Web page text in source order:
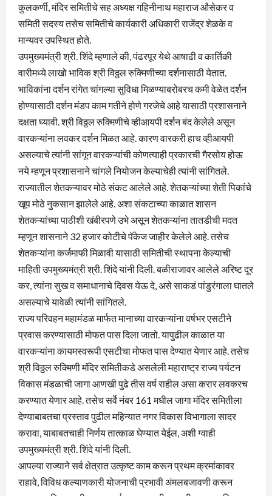
कुलकर्णी, मंदिर समितीचे सह अध्यक्ष गहिनीनाथ महाराज औसेकर व
समिती सदस्य तसेच समितीचे कार्यकारी अधिकारी राजेंद्र शेळके व
मान्यवर उपस्थित होते.
उपमुख्यमंत्री श्री. शिंदे म्हणाले की, पंढरपूर येथे आषाढी व कार्तिकी
वारीमध्ये लाखो भाविक श्री विठ्ठल रुक्मिणीच्या दर्शनासाठी येतात.
भाविकांना दर्शन रांगेत चांगल्या सुविधा मिळण्याबरोबरच कमी वेळेत दर्शन
होण्यासाठी दर्शन मंडप काम गतीने होणे गरजेचे आहे यासाठी प्रशासनाने
दक्षता घ्यावी. श्री विठ्ठल रुक्मिणीचे व्हीआयपी दर्शन बंद केलेले असून
वारकऱ्यांना लवकर दर्शन मिळत आहे. कारण वारकरी हाच व्हीआयपी
असल्याचे त्यांनी सांगून वारकऱ्यांची कोणत्याही प्रकारची गैरसोय होऊ
नये म्हणून प्रशासनाने चांगले नियोजन केल्याचेही त्यांनी सांगितले.
राज्यातील शेतकऱ्यावर मोठे संकट आलेले आहे. शेतकऱ्यांच्या शेती पिकांचे
खूप मोठे नुकसान झालेले आहे. अशा संकटाच्या काळात शासन
शेतकऱ्यांच्या पाठीशी खंबीरपणे उभे असून शेतकऱ्यांना तातडीची मदत
म्हणून शासनाने 32 हजार कोटीचे पॅकेज जाहीर केलेले आहे. तसेच
शेतकऱ्यांना कर्जमाफी मिळावी यासाठी समितीची स्थापना केल्याची
माहिती उपमुख्यमंत्री श्री. शिंदे यांनी दिली. बळीराजावर आलेले अरिष्ट दूर
कर, त्यांना सुख व समाधानाचे दिवस येऊ दे, असे साकडं पांडुरंगाला घातले
असल्याचे यावेळी त्यांनी सांगितले.
राज्य परिवहन महामंडळ मार्फत मानाच्या वारकऱ्यांना वर्षभर एसटीने
प्रवास करण्यासाठी मोफत पास दिला जातो. यापुढील काळात या
वारकऱ्यांना कायमस्वरूपी एसटीचा मोफत पास देण्यात येणार आहे. तसेच
श्री विठ्ठल रुक्मिणी मंदिर समितीकडे असलेली महाराष्ट्र राज्य पर्यटन
विकास मंडळाची जागा आणखी पुढे तीस वर्ष राहील असा करार लवकरच
करण्यात येणार आहे. तसेच सर्वे नंबर 161 मधील जागा मंदिर समितीला
देण्याबाबतचा प्रस्ताव पुढील महिन्यात नगर विकास विभागाला सादर
करावा, याबाबतचाही निर्णय तात्काळ घेण्यात येईल, अशी ग्वाही
उपमुख्यमंत्री श्री. शिंदे यांनी दिली.
आपल्या राज्याने सर्व क्षेत्रात उत्कृष्ट काम करून प्रथम क्रमांकावर
राहावे, विविध कल्याणकारी योजनाची प्रभावी अंमलबजावणी करून